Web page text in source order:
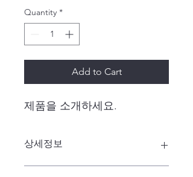
Quantity *
Add to Cart
제품을 소개하세요.
상세정보